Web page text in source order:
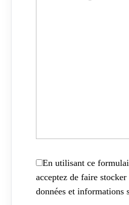
En utilisant ce
acceptez de faire
données et informations